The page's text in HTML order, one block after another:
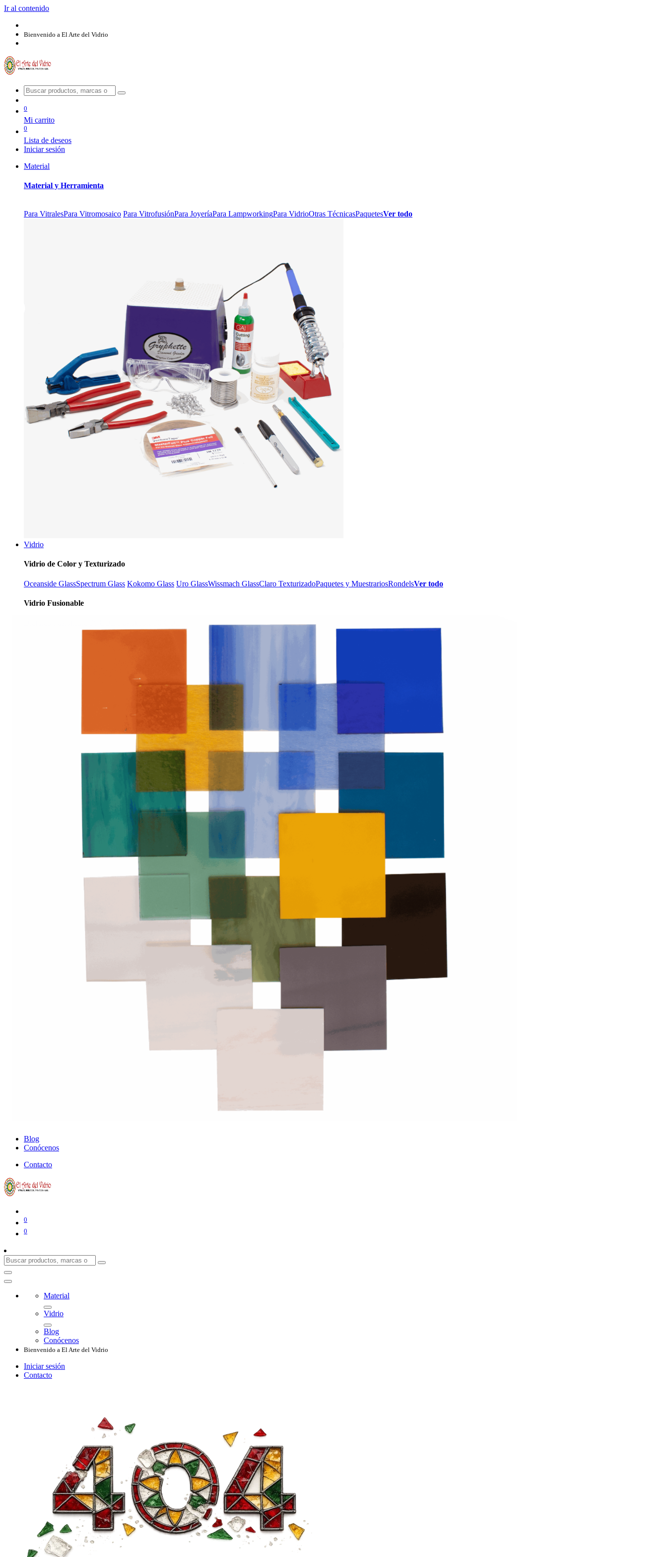
Ir al contenido
Bienvenido a El Arte del Vidrio
0
Mi carrito
0
Lista de deseos
Iniciar sesión
Material
Material y Herramienta
Para VitralesPara Vitromosaico Para VitrofusiónPara JoyeríaPara LampworkingPara VidrioOtras TécnicasPaquetes​Ver todo
Vidrio
Vidrio de Color y Texturizado
Oceanside GlassSpectrum Glass Kokomo Glass Uro GlassWissmach GlassClaro TexturizadoPaquetes y MuestrariosRondelsVer todo
Vidrio Fusionable
Blog
Conócenos
Contacto
0
0
Material
Vidrio
Blog
Conócenos
Bienvenido a El Arte del Vidrio
Iniciar sesión
Contacto